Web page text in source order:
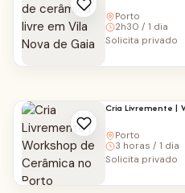
Porto
2h30 / 1 dia
Solicita privado
Cria Livremente |
Porto
3 horas / 1 dia
Solicita privado